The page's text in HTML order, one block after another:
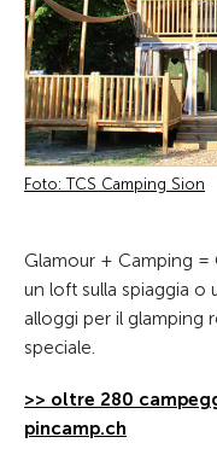
Foto: TCS Camping Sion
Glamour + Camping =
un loft sulla spiaggia o
alloggi per il glamping
speciale.
>> oltre 280
pincamp.ch